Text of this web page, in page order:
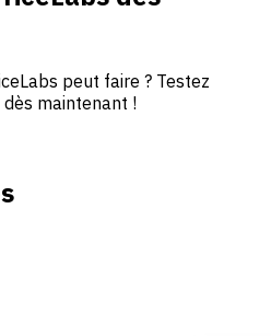
peut faire ? Testez
maintenant !